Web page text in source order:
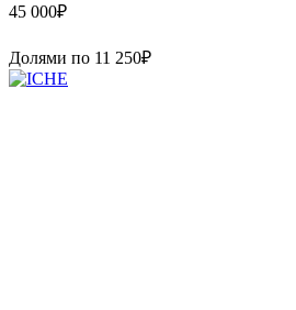
45 000₽
Долями по 11 250₽